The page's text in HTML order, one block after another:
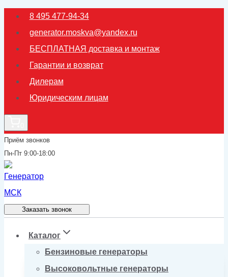
Перейти
содержимому
8 495 477-94-34
generator.moskva@yandex.ru
БЕСПЛАТНАЯ доставка и монтаж
Гарантии и возврат
Дилерам
Юридическим лицам
Приём звонков
Пн-Пт 9:00-18:00
Заказать звонок
Каталог
Бензиновые генераторы
Высоковольтные генераторы